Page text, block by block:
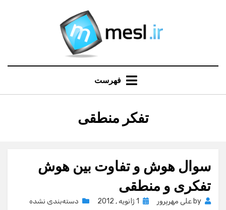
فهرست
برچسب
:
تفکر منطقی
سوال هوش و تفاوت بین هوش
تفکری و منطقی
by علی مهرپرور
Posted
1 ژانویه , 2012 دسته‌بندی نشده